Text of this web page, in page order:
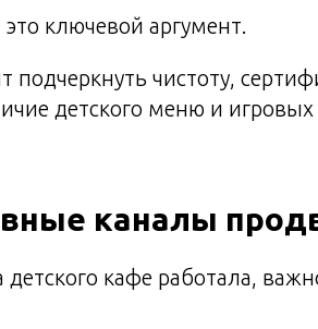
ключевой аргумент.
подчеркнуть чистоту,
детского меню и
каналы
кафе работала,